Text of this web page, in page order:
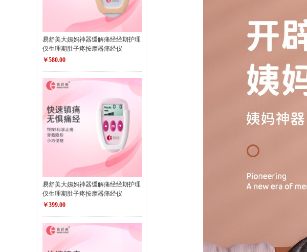
易舒美大姨妈神器缓解痛经经期护理
仪生理期肚子疼按摩器痛经仪
￥580.00
易舒美大姨妈神器缓解痛经经期护理
仪生理期肚子疼按摩器痛经仪
￥399.00